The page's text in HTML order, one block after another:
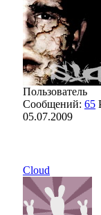
Пользователь
Сообщений: 65
05.07.2009
Cloud